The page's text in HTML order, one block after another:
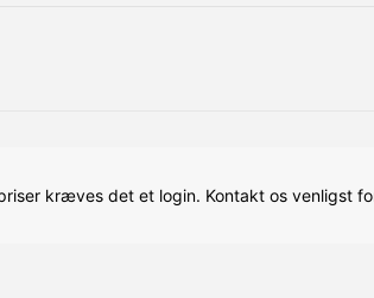
kræves det et login. Kontakt os venligst